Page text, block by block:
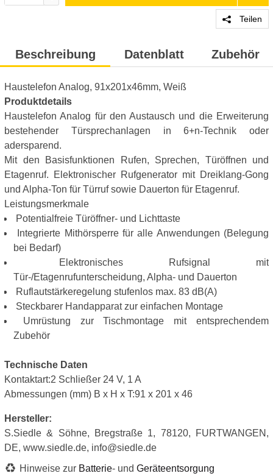
Teilen
Beschreibung Datenblatt Zubehör
Haustelefon Analog, 91x201x46mm, Weiß
Produktdetails
Haustelefon Analog für den Austausch und die Erweiterung
bestehender Türsprechanlagen in 6+n-Technik oder
adersparend.
Mit den Basisfunktionen Rufen, Sprechen, Türöffnen und
Etagenruf. Elektronischer Rufgenerator mit Dreiklang-Gong
und Alpha-Ton für Türruf sowie Dauerton für Etagenruf.
Leistungsmerkmale
Potentialfreie Türöffner- und Lichttaste
Integrierte Mithörsperre für alle Anwendungen (Belegung
bei Bedarf)
Elektronisches Rufsignal mit
Tür-/Etagenrufunterscheidung, Alpha- und Dauerton
Ruflautstärkeregelung stufenlos max. 83 dB(A)
Steckbarer Handapparat zur einfachen Montage
Umrüstung zur Tischmontage mit entsprechendem
Zubehör
Technische Daten
Kontaktart:2 Schließer 24 V, 1 A
Abmessungen (mm) B x H x T:91 x 201 x 46
Hersteller:
S.Siedle & Söhne, Bregstraße 1, 78120, FURTWANGEN,
DE, www.siedle.de, info@siedle.de
Hinweise zur Batterie- und Geräteentsorgung